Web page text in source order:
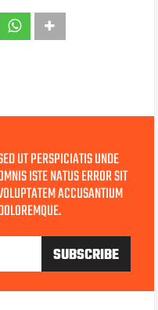
UT PERSPICIATIS UNDE
ISTE NATUS ERROR SIT
ACCUSANTIUM